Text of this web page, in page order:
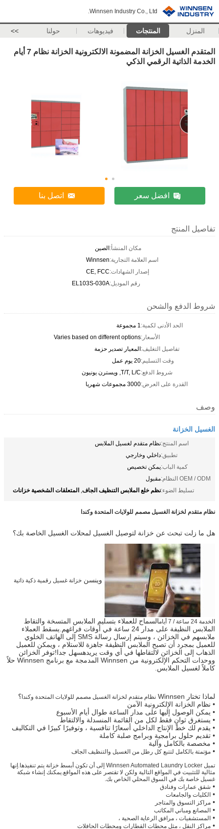
Winnsen Industry Co., Ltd.
المنزل المنتجات فيديوهات حولنا >>
المتقدم الغسيل الخزانة المضمونة الالكترونية الخزانة نظام 7 أيام
الخدمة الذاتية الرقمي الذكي
افضل سعر اتصل بنا
تفاصيل المنتج
مكان المنشأ:الصين
اسم العلامة التجارية:Winnsen
إصدار الشهادات:CE, FCC
رقم الموديل:EL103S-030A
شروط الدفع والشحن
الحد الأدنى لكمية:1 مجموعة
الأسعار:Varies based on different options
تفاصيل التغليف:المعيار تصدير حزمة
وقت التسليم:20 يوم عمل
شروط الدفع:T/T, L/C, ويسترن يونيون
القدرة على العرض:3000 مجموعات شهريا
وصف
الغسيل الخزانة
اسم المنتج:نظام متقدم لغسيل الملابس
تطبيق:داخلي وخارجي
كمية الباب:يمكن تخصيص
OEM / ODM النظام:
مقبول
تسليط الضوء:نظم خلع الملابس التنظيف الجاف, المتعلقات الشخصية خزانات
نظام متقدم لخزانة الغسيل مصمم للولايات المتحدة وكندا
هل ما زلت تبحث عن خزانة لتوصيل الغسيل لمحلات الغسيل الخاصة بك؟
وينسن خزانة غسيل رقمية ذكية ذاتية
الخدمة 24 ساعة / 7 أيام
السماح للعملاء بتسليم الملابس المتسخة والتقاط
الملابس النظيفة على مدار 24 ساعة في أوقات فراغهم.يسقط العملاء
ملابسهم في الخزائن ، وسيتم إرسال رسالة SMS إلى الهاتف الخلوي
للعميل بمجرد أن تصبح الملابس النظيفة جاهزة للاستلام ، ويمكن للعميل
الذهاب إلى الخزائن لالتقاطها في أي وقت يريدهسهل جدا!توفر الخزائن
ووحدات التحكم الإلكترونية من Winnsen المدمجة مع برنامج Winnsen حلاً
كاملاً لغسيل الملابس.
لماذا تختار Winnsen نظام متقدم لخزانة الغسيل مصمم للولايات المتحدة وكندا؟
• نظام الخزانة الإلكترونية الآمن
• يمكن الوصول إليها على مدار الساعة طوال أيام الأسبوع
• يستغرق ثوانٍ فقط لكل من القائمة المنسدلة والالتقاط
• يقدم لك خط الإنتاج الداخلي أسعارًا تنافسية ، وتوفيرًا كبيرًا في التكاليف
• تقديم حلول برامجية وبرامج صلبة كاملة
• مخصصة بالكامل وآلية
• مؤتمتة بالكامل لتتبع كل رطل من الغسيل والتنظيف الجاف
تميل Winnsen Automated Laundry Locker إلى أن تكون أبسط خزانة يتم تنفيذها.إنها
مثالية للتثبيت في المواقع التالية ولكن لا تقتصر على هذه المواقع.يمكنك إنشاء شبكة
غسيل خاصة بك في السوق المحلي الخاص بك.
• شقق عمارات وفنادق
• الكليات والجامعات
• مراكز التسوق والمتاجر
• المصانع ومباني المكاتب
• المستشفيات ، مرافق الرعاية الصحية ،
• مراكز النقل ، مثل محطات القطارات ومحطات الحافلات